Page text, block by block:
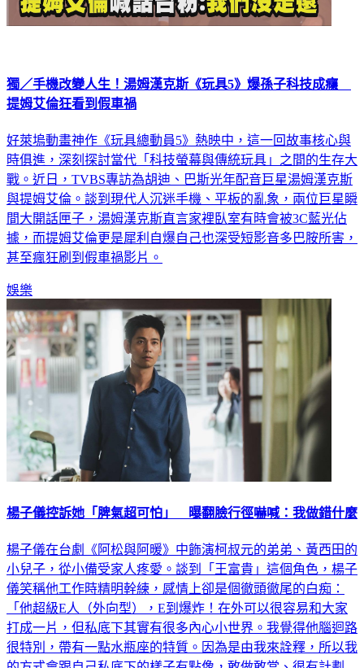
獨／手機改變人生！湯姆漢克斯《玩具5》爆孫子科技成癮
提姆艾倫狂看到假車禍
好萊塢動畫神作《玩具總動員5》熱映中，這一回故事核心與
時俱進，深刻探討當代「科技螢幕與傳統玩具」之間的生存大
戰。近日，TVBS專訪為胡迪、巴斯光年配音巨星湯姆漢克斯
與提姆艾倫。談到現代人沉迷手機、平板的亂象，兩位巨星瞬
間大開話匣子，湯姆漢克斯直言家裡臥室有時會被3C藍光佔
據，而提姆艾倫更是犀利自爆自己也深受短影音多巴胺所害，
甚至瘋狂刷到假車禍影片。
娛樂
楊子儀控訴她「脾氣超可怕」 曝翻臉行徑嚇喊：我做錯什麼
楊子儀在台劇《阿松與阿暖》中飾演柯叔元的弟弟、黃西田的
小兒子，從小備受家人疼愛。談到「王富貴」這個角色，楊子
儀笑稱他工作時精明幹練，感情上卻是個徹頭徹尾的白痴：
「他超級E人（外向型），E到爆炸！在外可以很容易和大家
打成一片，但私底下其實有很多內心小世界。我覺得他腦迴路
很特別，帶有一點水瓶座的特質。因為是由我來詮釋，所以我